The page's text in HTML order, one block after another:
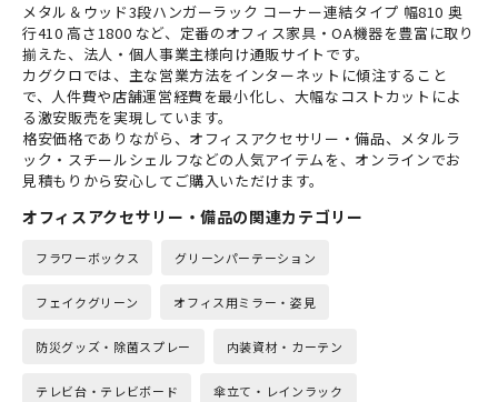
メタル＆ウッド3段ハンガーラック コーナー連結タイプ 幅810 奥
行410 高さ1800 など、定番のオフィス家具・OA機器を豊富に取り
揃えた、法人・個人事業主様向け通販サイトです。
カグクロでは、主な営業方法をインターネットに傾注すること
で、人件費や店舗運営経費を最小化し、大幅なコストカットによ
る激安販売を実現しています。
格安価格でありながら、オフィスアクセサリー・備品、メタルラ
ック・スチールシェルフなどの人気アイテムを、オンラインでお
見積もりから安心してご購入いただけます。
オフィスアクセサリー・備品の関連カテゴリー
フラワーボックス グリーンパーテーション
フェイクグリーン オフィス用ミラー・姿見
防災グッズ・除菌スプレー 内装資材・カーテン
テレビ台・テレビボード 傘立て・レインラック